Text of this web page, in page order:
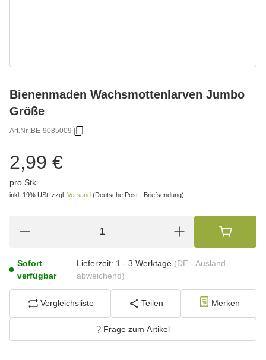
Bienenmaden Wachsmottenlarven Jumbo
Größe
Art.Nr.:BE-9085009
2,99 €
pro Stk
inkl. 19% USt. zzgl. Versand (Deutsche Post - Briefsendung)
Sofort
verfügbar
Lieferzeit: 1 - 3 Werktage (DE - Ausland
abweichend)
Vergleichsliste Teilen Merken
Frage zum Artikel